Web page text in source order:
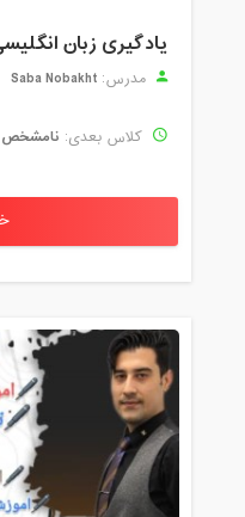
یادگیری زبان
مدرس: Saba Nobakht
کلاس بعدی: نامشخص